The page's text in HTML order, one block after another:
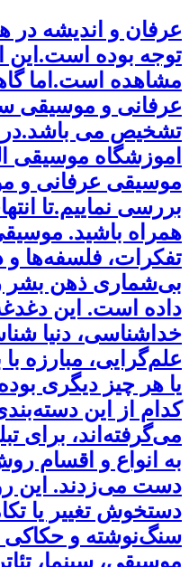
عرفان و اندیشه در
توجه بوده است.این
مشاهده است.اما
عرفانی و موسیقی
تشخیص می باشد.در
اموزشگاه موسیقی
موسیقی عرفانی و
بررسی نماییم.تا
همراه باشید.
تفکرات، فلسفه‌ها
بی‌شماری ذهن بشر
داده است. این
خداشناسی، دنیا
علم‌گرایی، مبارزه
یا هر چیز دیگری
کدام از این
می‌گرفته‌اند، برای
به انواع و اقسام
دست می‌زدند. این
دستخوش تغییر یا
سنگ‌نوشته و حکاکی
موسیقی، سینما،